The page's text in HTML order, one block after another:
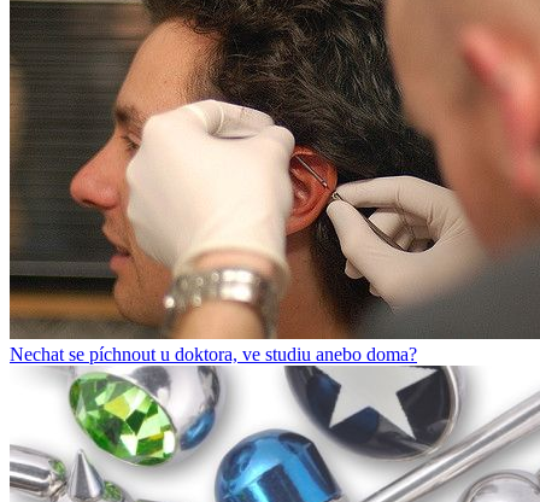
Nechat se píchnout u doktora, ve studiu anebo doma?